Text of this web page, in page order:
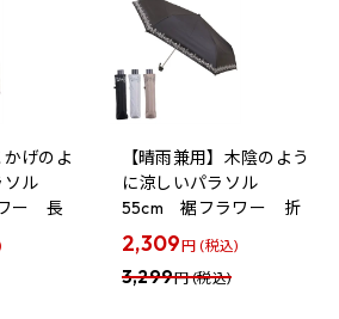
かげのよ
ソル
ー 長
【晴雨兼用】木陰のよう
に涼しいパラソル
55cm 裾フラワー 折
2,309円 (税込)
3,299円 (税込)